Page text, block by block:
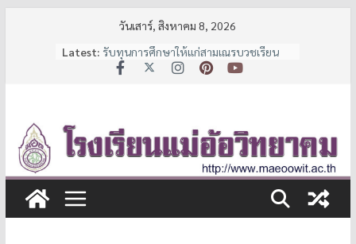
วันเสาร์, สิงหาคม 8, 2026
Latest: รับทุนการศึกษาให้แก่สามเณรบวชเรียน
และนักเรียนช่วยเหลือผู้ด้อยโอกาส
ประกาศรายชื่อนักเรียนชั้น ม.1 และ ม.4 ปี
การศึกษา 2569
ประกาศรับสมัครนักเรียน